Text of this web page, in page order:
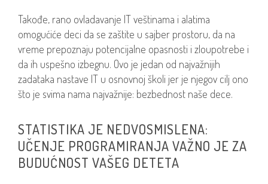
Takođe, rano ovladavanje IT veštinama i alatima
omogućiće deci da se zaštite u sajber prostoru, da na
vreme prepoznaju potencijalne opasnosti i zloupotrebe i
da ih uspešno izbegnu. Ovo je jedan od najvažnijih
zadataka nastave IT u osnovnoj školi jer je njegov cilj ono
što je svima nama najvažnije: bezbednost naše dece.
STATISTIKA JE NEDVOSMISLENA:
UČENJE PROGRAMIRANJA VAŽNO JE ZA
BUDUĆNOST VAŠEG DETETA